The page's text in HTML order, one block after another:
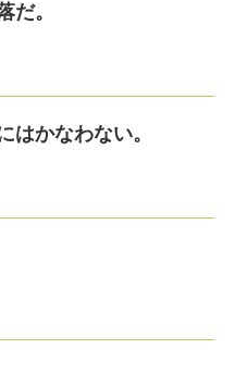
だ。
はかなわない。